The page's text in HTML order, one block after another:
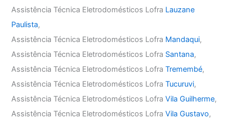
Assistência Técnica Eletrodomésticos Lofra Lauzane
Paulista,
Assistência Técnica Eletrodomésticos Lofra Mandaqui,
Assistência Técnica Eletrodomésticos Lofra Santana,
Assistência Técnica Eletrodomésticos LofraTremembé,
Assistência Técnica Eletrodomésticos LofraTucuruvi,
Assistência Técnica Eletrodomésticos LofraVila Guilherme,
Assistência Técnica Eletrodomésticos LofraVila Gustavo,